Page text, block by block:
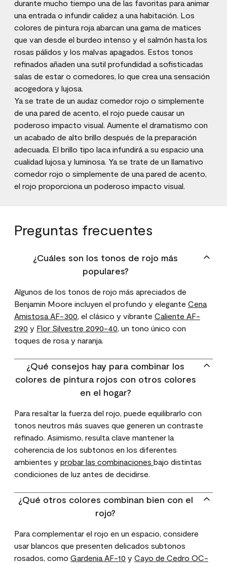
durante mucho tiempo una de las favoritas para animar
una entrada o infundir calidez a una habitación. Los
colores de pintura roja abarcan una gama de matices
que van desde el burdeo intenso y el salmón hasta los
rosas pálidos y los malvas apagados. Estos tonos
refinados añaden una sutil profundidad a sofisticadas
salas de estar o comedores, lo que crea una sensación
acogedora y lujosa.
Ya se trate de un audaz comedor rojo o simplemente
de una pared de acento, el rojo puede causar un
poderoso impacto visual. Aumente el dramatismo con
un acabado de alto brillo después de la preparación
adecuada. El brillo tipo laca infundirá a su espacio una
cualidad lujosa y luminosa. Ya se trate de un llamativo
comedor rojo o simplemente de una pared de acento,
el rojo proporciona un poderoso impacto visual.
Preguntas frecuentes
¿Cuáles son los tonos de rojo más
populares?
Algunos de los tonos de rojo más apreciados de
Benjamin Moore incluyen el profundo y elegante Cena
Amistosa AF-300, el clásico y vibrante Caliente AF-
290 y Flor Silvestre 2090-40, un tono único con
toques de rosa y naranja.
¿Qué consejos hay para combinar los
colores de pintura rojos con otros colores
en el hogar?
Para resaltar la fuerza del rojo, puede equilibrarlo con
tonos neutros más suaves que generen un contraste
refinado. Asimismo, resulta clave mantener la
coherencia de los subtonos en los diferentes
ambientes y probar las combinaciones bajo distintas
condiciones de luz antes de decidirse.
¿Qué otros colores combinan bien con el
rojo?
Para complementar el rojo en un espacio, considere
usar blancos que presenten delicados subtonos
rosados, como Gardenia AF-10 y Cayo de Cedro OC-